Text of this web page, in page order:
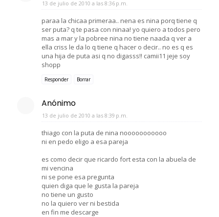
13 de julio de 2010 a las 8:36 p.m.
paraa la chicaa primeraa.. nena es nina porq tiene q
ser puta? q te pasa con ninaa! yo quiero a todos pero
mas a mar y la pobree nina no tiene naada q ver a
ella criss le da lo q tiene q hacer o decir.. no es q es
una hija de puta asi q no digasss!! camii11 jeje soy
shopp
Responder Borrar
Anónimo
13 de julio de 2010 a las 8:39 p.m.
thiago con la puta de nina nooooooooooo
ni en pedo eligo a esa pareja
es como decir que ricardo fort esta con la abuela de
mi vencina
ni se pone esa pregunta
quien diga que le gusta la pareja
no tiene un gusto
no la quiero ver ni bestida
en fin me descarge